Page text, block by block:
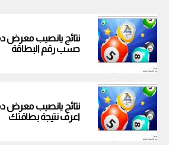
حسب رقم البطاقة
اعرف نتيجة بطاقتك